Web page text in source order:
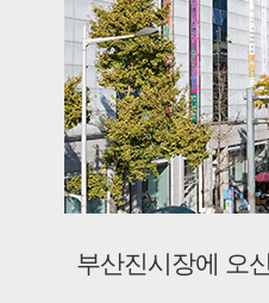
부산진시장에 오